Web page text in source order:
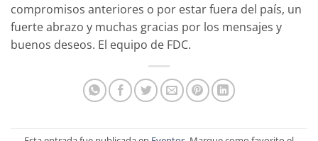
compromisos anteriores o por estar fuera del país, un
fuerte abrazo y muchas gracias por los mensajes y
buenos deseos. El equipo de FDC.